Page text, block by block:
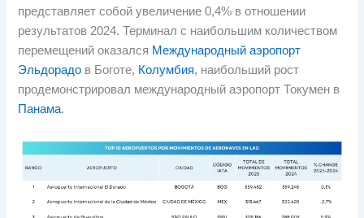
представляет собой увеличение 0,4% в отношении
результатов 2024. Терминал с наибольшим количеством
перемещений оказался Международный аэропорт
Эльдорадо в Боготе, Колумбия, наибольший рост
продемонстрировал международный аэропорт Токумен в
Панама.